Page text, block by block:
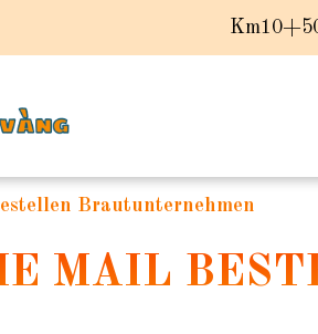
Brautunternehmen
MAIL